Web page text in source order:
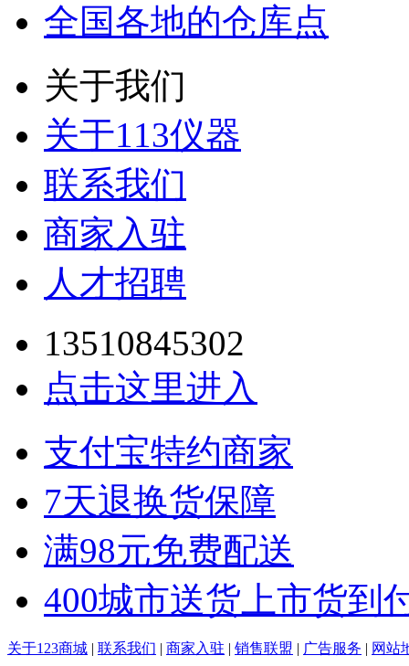
全国各地的仓库点
关于我们
关于113仪器
联系我们
商家入驻
人才招聘
13510845302
点击这里进入
支付宝特约商家
7天退换货保障
满98元免费配送
400城市送货上市货到
关于123商城 | 联系我们 | 商家入驻 | 销售联盟 | 广告服务 | 网站